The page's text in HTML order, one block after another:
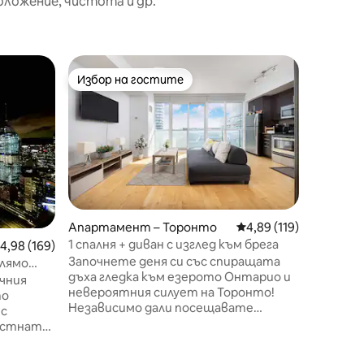
оценка: 4,98 от 5, 169 отзива
4,98 (169)
Избор на гостите
Избор на гостите
Апартамент – Торонто Средна оценка: 4,89
4,89 (119)
1 спалня + диван с изглед към брега
Започнете деня си със спиращата
дъха гледка към езерото Онтарио и
невероятния силует на Торонто!
Независимо дали посещавате